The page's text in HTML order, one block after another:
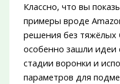
Классно, что вы
примеры вроде
решения без тяжёлых
особенно зашли идеи
стадии воронки и
параметров для